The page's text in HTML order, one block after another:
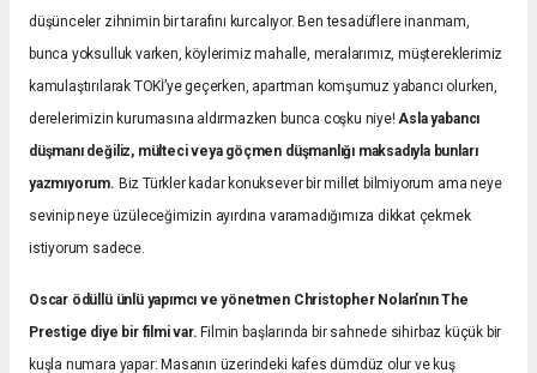
düşünceler zihnimin bir tarafını kurcalıyor. Ben tesadüflere inanmam,
bunca yoksulluk varken, köylerimiz mahalle, meralarımız, müştereklerimiz
kamulaştırılarak TOKİ’ye geçerken, apartman komşumuz yabancı olurken,
derelerimizin kurumasına aldırmazken bunca coşku niye!Asla yabancı
düşmanı değiliz, mülteci veya göçmen düşmanlığı maksadıyla bunları
yazmıyorum. Biz Türkler kadar konuksever bir millet bilmiyorum ama neye
sevinip neye üzüleceğimizin ayırdına varamadığımıza dikkat çekmek
istiyorum sadece.
Oscar ödüllü ünlü yapımcı ve yönetmen Christopher Nolan’nın The
Prestige diye bir filmi var. Filmin başlarında bir sahnede sihirbaz küçük bir
kuşla numara yapar: Masanın üzerindeki kafes dümdüz olur ve kuş